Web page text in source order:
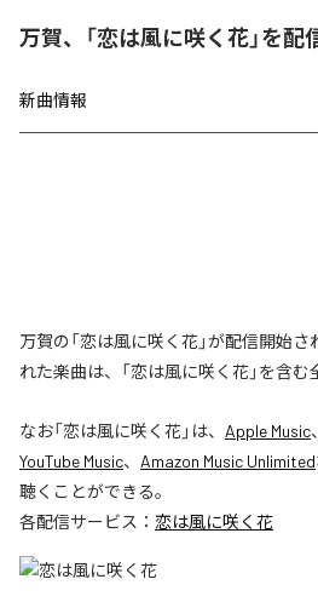
万賀、「恋は風に咲く花」を配
新曲情報
万賀の「恋は風に咲く花」が配信開始
れた楽曲は、「恋は風に咲く花」を含む
なお「恋は風に咲く花」は、 Apple Music、
YouTube Music、 Amazon Music Unlimited
聴くことができる。
各配信サービス： 恋は風に咲く花